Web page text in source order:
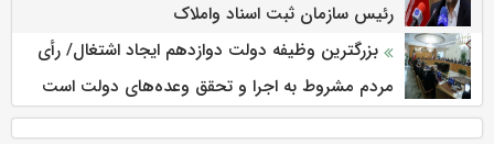
رئیس سازمان ثبت اسناد واملاک
بزرگترین وظیفه دولت دوازدهم ایجاد اشتغال/ رأی
مردم مشروط به اجرا و تحقق وعده‌های دولت است